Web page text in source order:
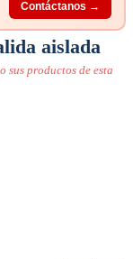
Contáctanos →
aislada
sus productos de esta